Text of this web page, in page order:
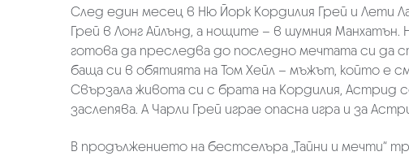
След един месец в Ню Йорк Кордилия Грей и Лети
Грей в Лонг Айлънд, а нощите – в шумния
готова да преследва до последно мечтата си да
баща си в обятията на Том Хейл – мъжът, който е
Свързала живота си с брата на Кордилия, Астрид
заслепява. А Чарли Грей играе опасна игра и за
В продължението на бестселъра „Тайни и